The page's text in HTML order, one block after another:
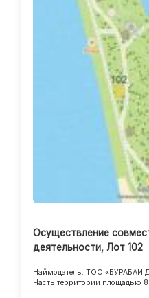
Осуществление
деятельности, Лот 102
Наймодатель: ТОО «БУРАБАЙ
Часть территории площадью